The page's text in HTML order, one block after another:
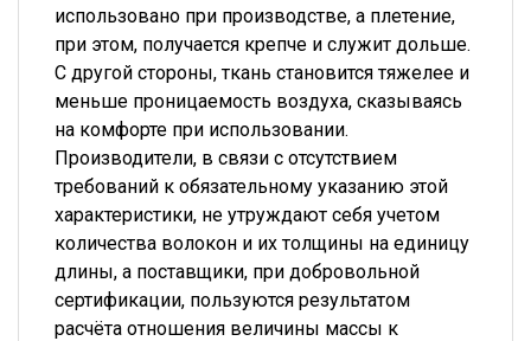
использовано при производстве, а плетение,
при этом, получается крепче и служит дольше.
С другой стороны, ткань становится тяжелее и
меньше проницаемость воздуха, сказываясь
на комфорте при использовании.
Производители, в связи с отсутствием
требований к обязательному указанию этой
характеристики, не утруждают себя учетом
количества волокон и их толщины на единицу
длины, а поставщики, при добровольной
сертификации, пользуются результатом
расчёта отношения величины массы к